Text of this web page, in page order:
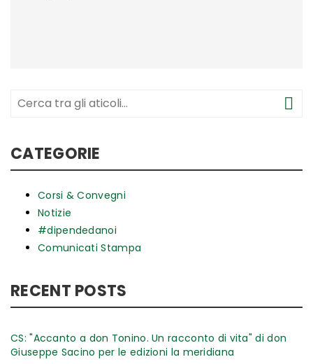
CATEGORIE
Corsi & Convegni
Notizie
#dipendedanoi
Comunicati Stampa
RECENT POSTS
CS: "Accanto a don Tonino. Un racconto di vita" di don
Giuseppe Sacino per le edizioni la meridiana